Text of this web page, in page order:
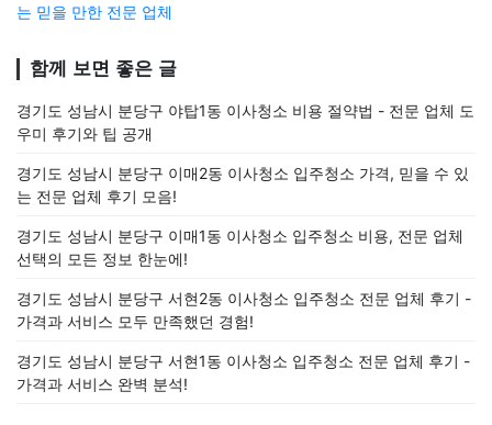
는 믿을 만한 전문 업체
함께 보면 좋은 글
경기도 성남시 분당구 야탑1동 이사청소 비용 절약법 - 전문 업체 도
우미 후기와 팁 공개
경기도 성남시 분당구 이매2동 이사청소 입주청소 가격, 믿을 수 있
는 전문 업체 후기 모음!
경기도 성남시 분당구 이매1동 이사청소 입주청소 비용, 전문 업체
선택의 모든 정보 한눈에!
경기도 성남시 분당구 서현2동 이사청소 입주청소 전문 업체 후기 -
가격과 서비스 모두 만족했던 경험!
경기도 성남시 분당구 서현1동 이사청소 입주청소 전문 업체 후기 -
가격과 서비스 완벽 분석!